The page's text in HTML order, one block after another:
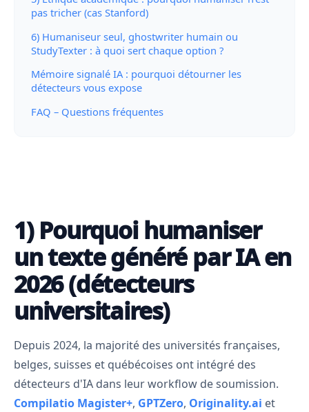
pas tricher (cas Stanford)
6) Humaniseur seul, ghostwriter humain ou
StudyTexter : à quoi sert chaque option ?
Mémoire signalé IA : pourquoi détourner les
détecteurs vous expose
FAQ – Questions fréquentes
1) Pourquoi humaniser
un texte généré par IA en
2026 (détecteurs
universitaires)
Depuis 2024, la majorité des universités françaises,
belges, suisses et québécoises ont intégré des
détecteurs d'IA dans leur workflow de soumission.
Compilatio Magister+, GPTZero, Originality.ai et